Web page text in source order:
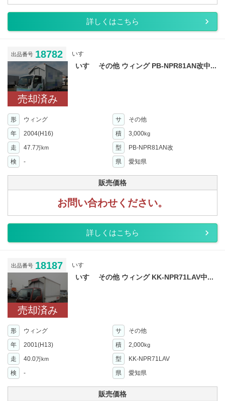
詳しくはこちら
出品番号 18782 いすゞ
売却済み
いすゞ その他 ウィング PB-NPR81AN改中...
形 ウィング サ
その他
年
2004(H16) 積 3,000kg
走 47.7万km 型
PB-NPR81AN改
検
- 県 愛知県
販売価格
お問い合わせください。
詳しくはこちら
出品番号 18187 いすゞ
売却済み
いすゞ その他 ウィング KK-NPR71LAV中...
形 ウィング サ
その他
年
2001(H13) 積 2,000kg
走 40.0万km 型
KK-NPR71LAV
検
- 県 愛知県
販売価格